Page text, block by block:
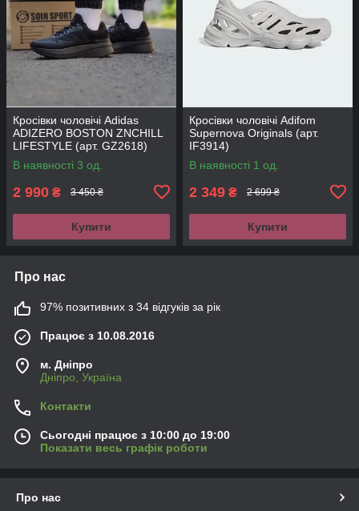
Кросівки чоловічі Adidas
ADIZERO BOSTON ZNCHILL
LIFESTYLE (арт. GZ2618)
В наявності 3 од.
2 990 ₴ 3 450 ₴
Купити
Кросівки чоловічі Adifom
Supernova Originals (арт.
IF3914)
В наявності 1 од.
2 349 ₴ 2 699 ₴
Купити
Про нас
97% позитивних з 34 відгуків за рік
Працює з 10.08.2016
м. Дніпро
Дніпро, Україна
Контакти
Сьогодні працює з 10:00 до 19:00
Показати весь графік роботи
Про нас